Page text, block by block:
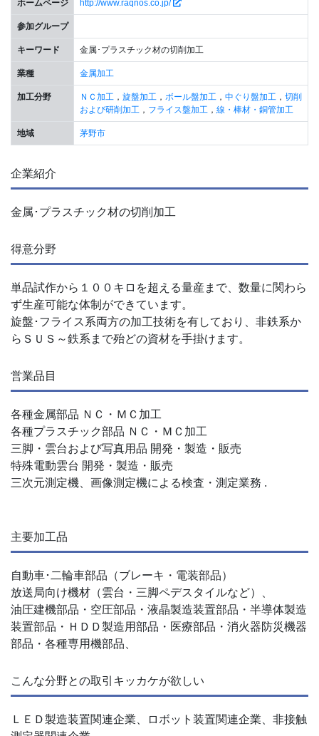
ホームページ http://www.raqnos.co.jp/
参加グループ
キーワード 金属･プラスチック材の切削加工
業種 金属加工
加工分野 ＮＣ加工， 旋盤加工， ボール盤加工， 中ぐり盤加工， 切削
および研削加工， フライス盤加工， 線・棒材・銅管加工
地域 茅野市
企業紹介
金属･プラスチック材の切削加工
得意分野
単品試作から１００キロを超える量産まで、数量に関わら
ず生産可能な体制ができています。
旋盤･フライス系両方の加工技術を有しており、非鉄系か
らＳＵＳ～鉄系まで殆どの資材を手掛けます。
営業品目
各種金属部品 ＮＣ・ＭＣ加工
各種プラスチック部品 ＮＣ・ＭＣ加工
三脚・雲台および写真用品 開発・製造・販売
特殊電動雲台 開発・製造・販売
三次元測定機、画像測定機による検査・測定業務 .
主要加工品
自動車･二輪車部品（ブレーキ・電装部品）
放送局向け機材（雲台・三脚ペデスタイルなど）、
油圧建機部品・空圧部品・液晶製造装置部品・半導体製造
装置部品・ＨＤＤ製造用部品・医療部品・消火器防災機器
部品・各種専用機部品、
こんな分野との取引キッカケが欲しい
ＬＥＤ製造装置関連企業、ロボット装置関連企業、非接触